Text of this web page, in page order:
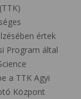
értek
Program által
a TTK Agyi
Központ